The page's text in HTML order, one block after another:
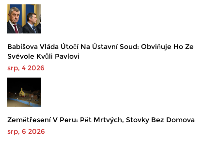
Babišova Vláda Útočí Na Ústavní Soud: Obviňuje Ho Ze
Svévole Kvůli Pavlovi
srp, 4 2026
Zemětřesení V Peru: Pět Mrtvých, Stovky Bez Domova
srp, 6 2026